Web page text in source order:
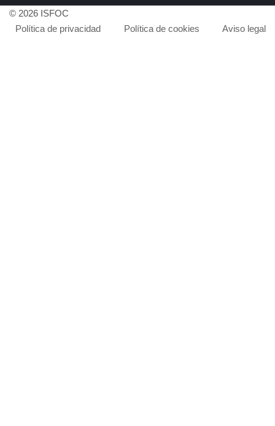
© 2026 ISFOC
Política de privacidad
Política de cookies Aviso legal